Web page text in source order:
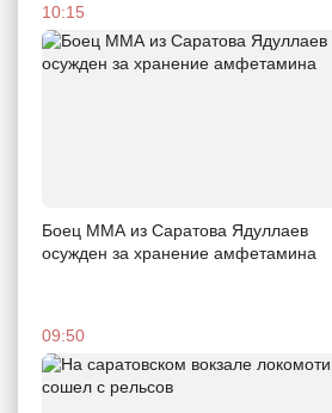
10:15
Боец ММА из Саратова Ядуллаев
осужден за хранение амфетамина
09:50